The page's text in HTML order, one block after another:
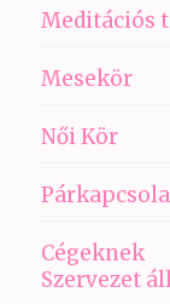
Meditációs
Mesekör
Női Kör
Cégeknek
Szervezet